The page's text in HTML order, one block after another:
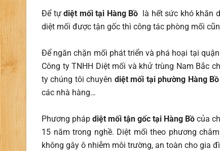
Để tựdiệt mối tại Hàng Bồ là hết sức khó khăn
diệt mối được tận gốc thì công tác phòng mối
Để ngăn chặn mối phát triển và phá hoại tại
Công ty TNHH Diệt mối và khử trùng Nam Bắc
ty chúng tôi chuyên diệt mối tại phường Hàng Bồ
các nhà hàng…
Phương pháp diệt mối tận gốc tại Hàng Bồ của
15 năm trong nghề. Diệt mối theo phương
không gây ô nhiễm môi trường, an toàn cho gia